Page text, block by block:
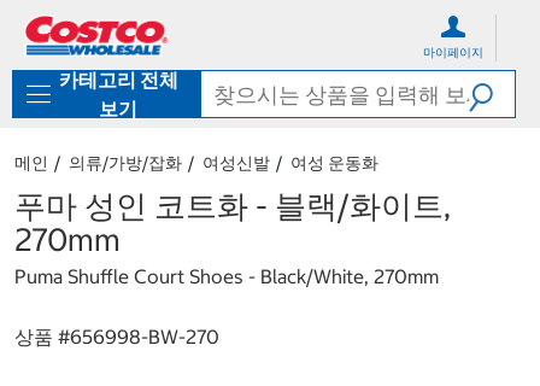
로
기
가
마이페이지
카테고리 전체
보기
메인 의류/가방/잡화 여성신발 여성 운동화
푸마 성인 코트화 - 블랙/화이트,
270mm
Puma Shuffle Court Shoes - Black/White, 270mm
상품 #656998-BW-270